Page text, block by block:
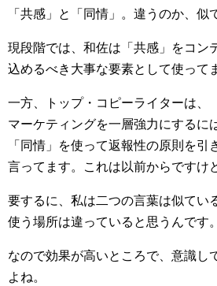
「共感」と「同情」。違うのか、似
現段階では、和佐は「共感」をコン
込めるべき大事な要素として使って
一方、トップ・コピーライターは、
マーケティングを一層強力にするに
「同情」を使って返報性の原則を引
言ってます。これは以前からですけ
要するに、私は二つの言葉は似てい
使う場所は違っていると思うんです。
なので効果が高いところで、意識し
よね。